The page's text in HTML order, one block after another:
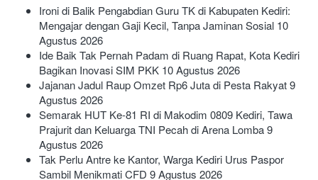
Ironi di Balik Pengabdian Guru TK di Kabupaten Kediri:
Mengajar dengan Gaji Kecil, Tanpa Jaminan Sosial 10
Agustus 2026
Ide Baik Tak Pernah Padam di Ruang Rapat, Kota Kediri
Bagikan Inovasi SIM PKK 10 Agustus 2026
Jajanan Jadul Raup Omzet Rp6 Juta di Pesta Rakyat9
Agustus 2026
Semarak HUT Ke-81 RI di Makodim 0809 Kediri, Tawa
Prajurit dan Keluarga TNI Pecah di Arena Lomba9
Agustus 2026
Tak Perlu Antre ke Kantor, Warga Kediri Urus Paspor
Sambil Menikmati CFD 9 Agustus 2026